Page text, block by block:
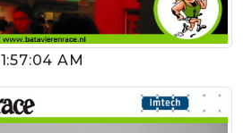
1:57:04 AM